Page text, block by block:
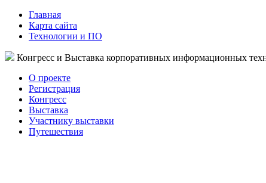
Главная
Карта сайта
Технологии и ПО
Конгресс и Выставка корпоративных информационных
О проекте
Регистрация
Конгресс
Выставка
Участнику выставки
Путешествия